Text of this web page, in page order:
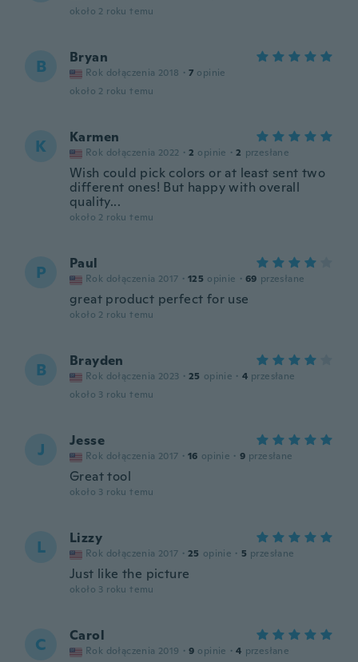
około 2 roku temu
B Bryan
Rok dołączenia 2018 · 7 opinie
około 2 roku temu
K Karmen
Rok dołączenia 2022 · 2 opinie · 2 przesłane
Wish could pick colors or at least sent two
different ones! But happy with overall
quality...
około 2 roku temu
P Paul
Rok dołączenia 2017 · 125 opinie · 69 przesłane
great product perfect for use
około 2 roku temu
B Brayden
Rok dołączenia 2023 · 25 opinie · 4 przesłane
około 3 roku temu
J Jesse
Rok dołączenia 2017 · 16 opinie · 9 przesłane
Great tool
około 3 roku temu
L Lizzy
Rok dołączenia 2017 · 25 opinie · 5 przesłane
Just like the picture
około 3 roku temu
C Carol
Rok dołączenia 2019 · 9 opinie · 4 przesłane